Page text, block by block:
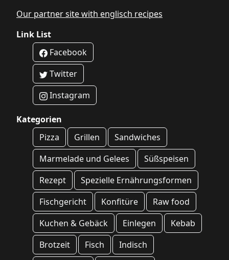
Our partner site with englisch recipes
Link List
Facebook
Twitter
Instagram
Kategorien
Pizza
Grillen
Sandwiches
Marmelade und Gelees
Süßspeisen
Rezept
Spezielle Ernährungsformen
Fischgericht
Konfitüre
Raw food
Kuchen & Gebäck
Einlegen
Kebab
Brotzeit
Fisch
Indisch